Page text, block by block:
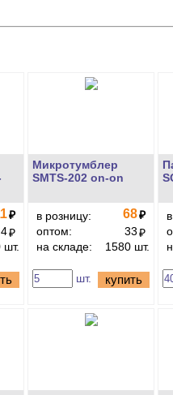
₽
4₽
шт.
Микротумблер
SMTS-202 on-on
в розницу: 68₽
оптом:
33₽
на складе:
1580 шт.
шт. купить